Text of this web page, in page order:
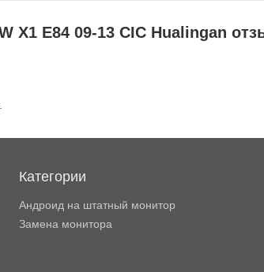
X1 E84 09-13 CIC Hualingan
Категории
Андроид на штатный монитор
Замена монитора